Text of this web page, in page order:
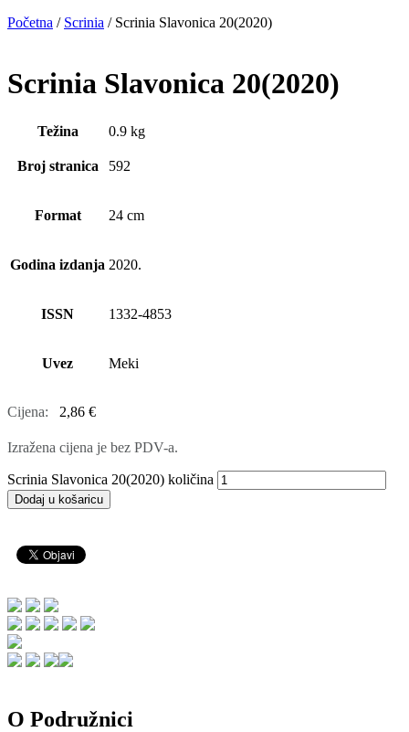
Početna / Scrinia / Scrinia Slavonica 20(2020)
Scrinia Slavonica 20(2020)
Težina 0.9 kg
Broj stranica 592
Format 24 cm
Godina izdanja 2020.
ISSN 1332-4853
Uvez Meki
Cijena: 2,86 €
Izražena cijena je bez PDV-a.
Scrinia Slavonica 20(2020) količina
Dodaj u košaricu
O Podružnici